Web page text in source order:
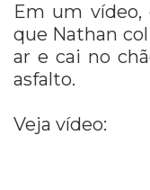
Em um
que Nathan
ar e cai no
asfalto.
Veja vídeo: